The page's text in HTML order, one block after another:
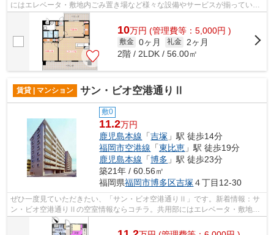
にはエレベータ・敷地内ごみ置き場など様々な設備やサービスが揃っている
ので便利です。こちらは初期費用をカード...
10万円 (管理費等：5,000円 )
敷金 0ヶ月 礼金
2ヶ月
2階 / 2LDK / 56.00㎡
賃貸 | マンション サン・ビオ空港通りⅡ
敷0
11.2万円
鹿児島本線 「吉塚 」駅 徒歩14分
福岡市空港線 「東比恵 」駅 徒歩19分
鹿児島本線 「博多 」駅 徒歩23分
築21年 / 60.56㎡
福岡県福岡市博多区吉塚 ４丁目12-30
ぜひ一度見ていただきたい、「サン・ビオ空港通りⅡ」です。新着情報：サ
ン・ビオ空港通りⅡの空室情報ならコチラ。共用部にはエレベータ・敷地内
ごみ置き場などが揃っており、とても充...